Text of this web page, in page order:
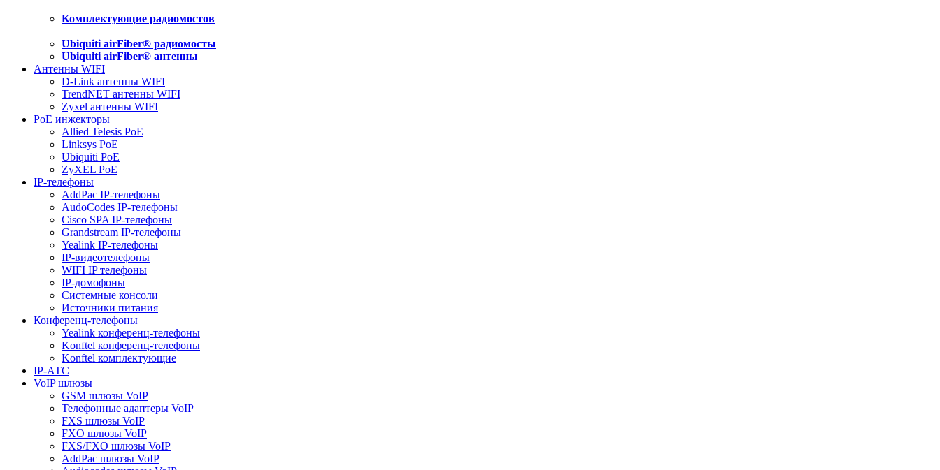
Комплектующие радиомостов
Ubiquiti airFiber® радиомосты
Ubiquiti airFiber® антенны
Антенны WIFI
D-Link антенны WIFI
TrendNET антенны WIFI
Zyxel антенны WIFI
PoE инжекторы
Allied Telesis PoE
Linksys PoE
Ubiquiti PoE
ZyXEL PoE
IP-телефоны
AddPac IP-телефоны
AudoCodes IP-телефоны
Cisco SPA IP-телефоны
Grandstream IP-телефоны
Yealink IP-телефоны
IP-видеотелефоны
WIFI IP телефоны
IP-домофоны
Системные консоли
Источники питания
Конференц-телефоны
Yealink конференц-телефоны
Konftel конференц-телефоны
Konftel комплектующие
IP-АТС
VoIP шлюзы
GSM шлюзы VoIP
Телефонные адаптеры VoIP
FXS шлюзы VoIP
FXO шлюзы VoIP
FXS/FXO шлюзы VoIP
AddPac шлюзы VoIP